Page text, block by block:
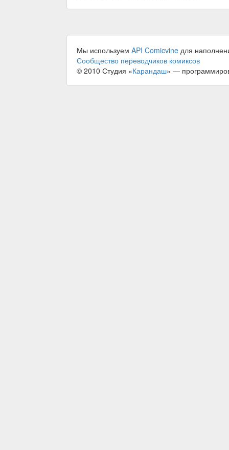
Мы используем API Comicvine для
Сообщество переводчиков комиксов
© 2010 Студия «Карандаш» —